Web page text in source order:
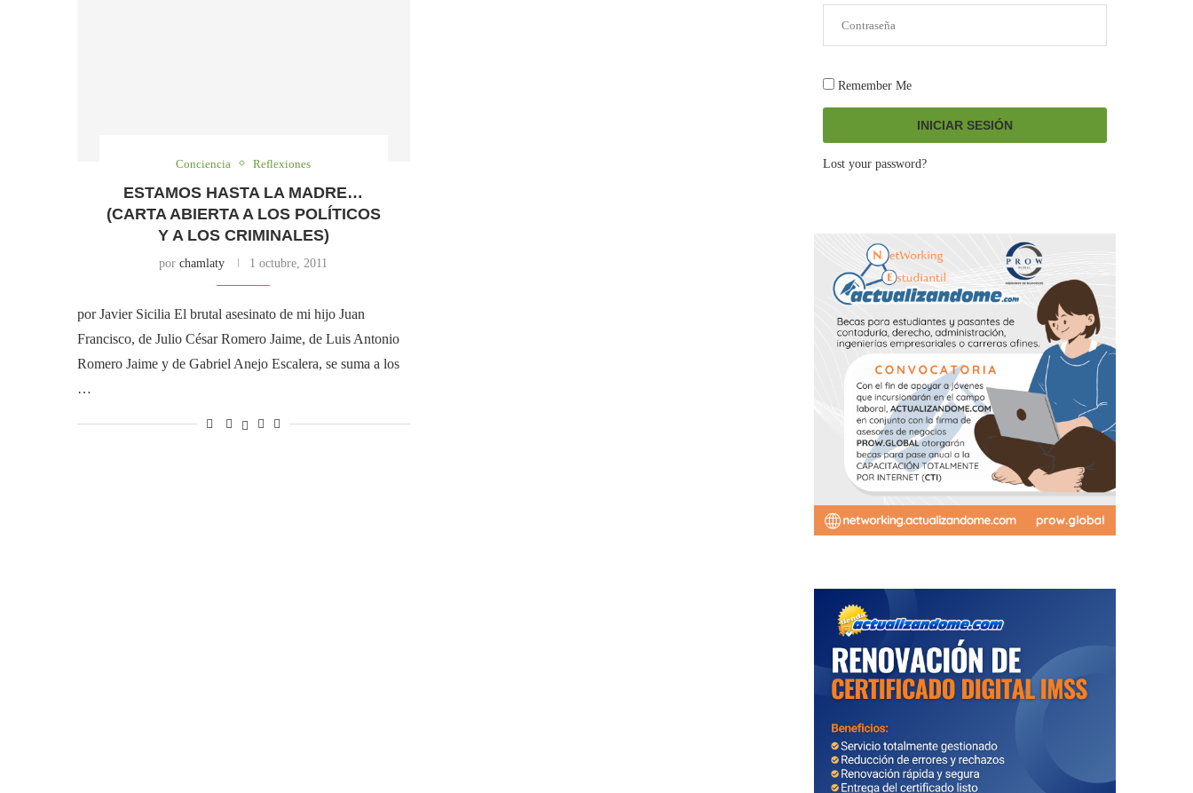
Conciencia Reflexiones
ESTAMOS HASTA LA MADRE…
(CARTA ABIERTA A LOS POLÍTICOS
Y A LOS CRIMINALES)
porchamlaty 1 octubre, 2011
por Javier Sicilia El brutal asesinato de mi hijo Juan
Francisco, de Julio César Romero Jaime, de Luis Antonio
Romero Jaime y de Gabriel Anejo Escalera, se suma a los
…
Remember Me
INICIAR SESIÓN
Lost your password?